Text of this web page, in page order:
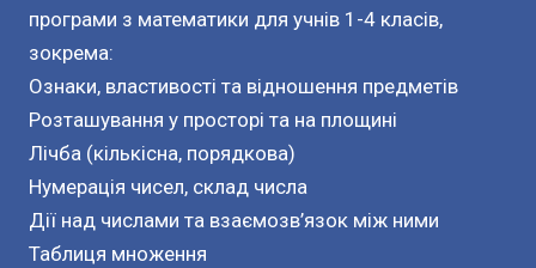
програми з математики для учнів 1-4 класів,
зокрема:
Ознаки, властивості та відношення предметів
Розташування у просторі та на площині
Лічба (кількісна, порядкова)
Нумерація чисел, склад числа
Дії над числами та взаємозв’язок між ними
Таблиця множення